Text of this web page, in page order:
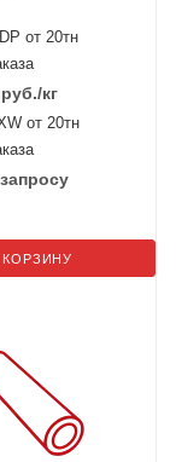
от 20тн
руб./кг
от 20тн
КОРЗИНУ